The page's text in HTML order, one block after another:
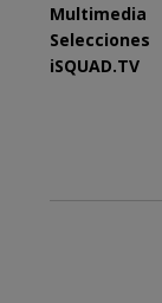
Multimedia
Selecciones
iSQUAD.TV